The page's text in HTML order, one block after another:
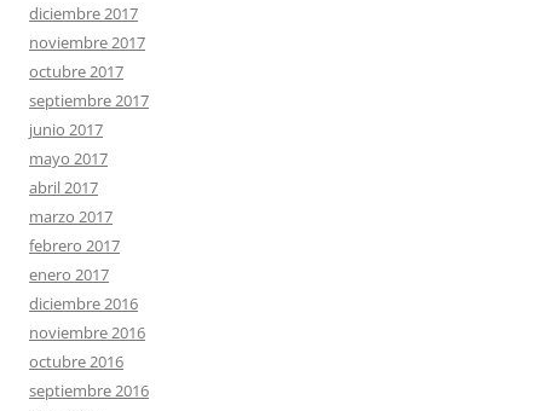
diciembre 2017
noviembre 2017
octubre 2017
septiembre 2017
junio 2017
mayo 2017
abril 2017
marzo 2017
febrero 2017
enero 2017
diciembre 2016
noviembre 2016
octubre 2016
septiembre 2016